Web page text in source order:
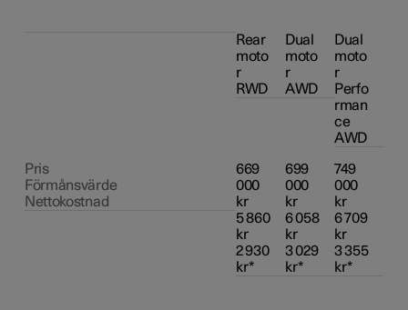
Rear
moto
r
RWD
Dual
moto
r
AWD
Dual
moto
r
Perfo
rman
ce
AWD
Pris
Förmånsvärde
Nettokostnad
669
000
kr
5 860
kr
2 930
kr*
699
000
kr
6 058
kr
3 029
kr*
749
000
kr
6 709
kr
3 355
kr*